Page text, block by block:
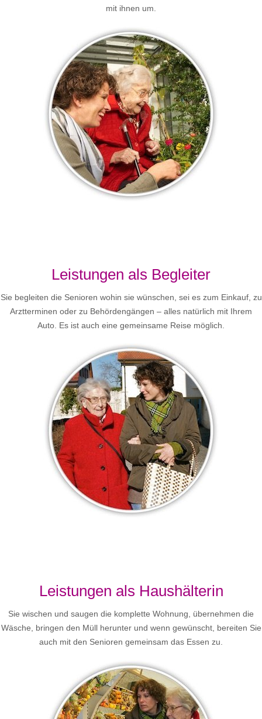
mit ihnen um.
Leistungen als Begleiter
Sie begleiten die Senioren wohin sie wünschen, sei es zum Einkauf, zu
Arztterminen oder zu Behördengängen – alles natürlich mit Ihrem
Auto. Es ist auch eine gemeinsame Reise möglich.
Leistungen als Haushälterin
Sie wischen und saugen die komplette Wohnung, übernehmen die
Wäsche, bringen den Müll herunter und wenn gewünscht, bereiten Sie
auch mit den Senioren gemeinsam das Essen zu.